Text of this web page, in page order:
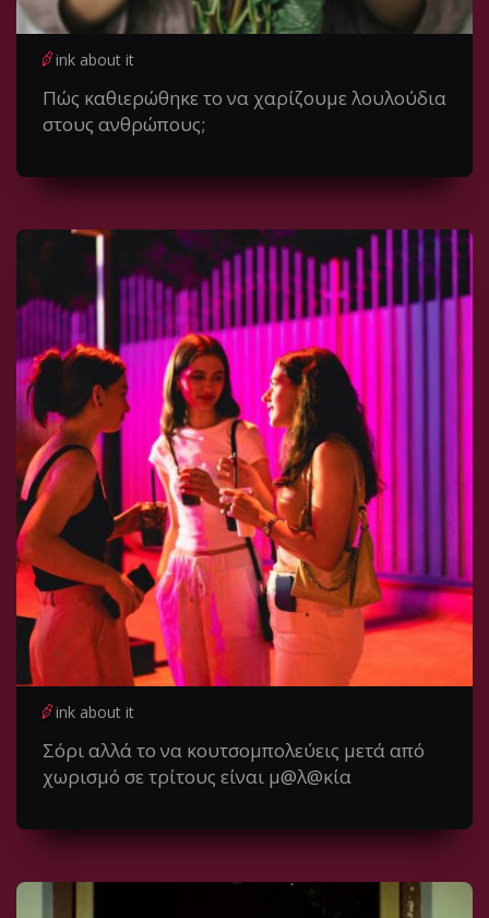
ink about it
Πώς καθιερώθηκε το να χαρίζουμε λουλούδια
στους ανθρώπους;
ink about it
Σόρι αλλά το να κουτσομπολεύεις μετά από
χωρισμό σε τρίτους είναι μ@λ@κία